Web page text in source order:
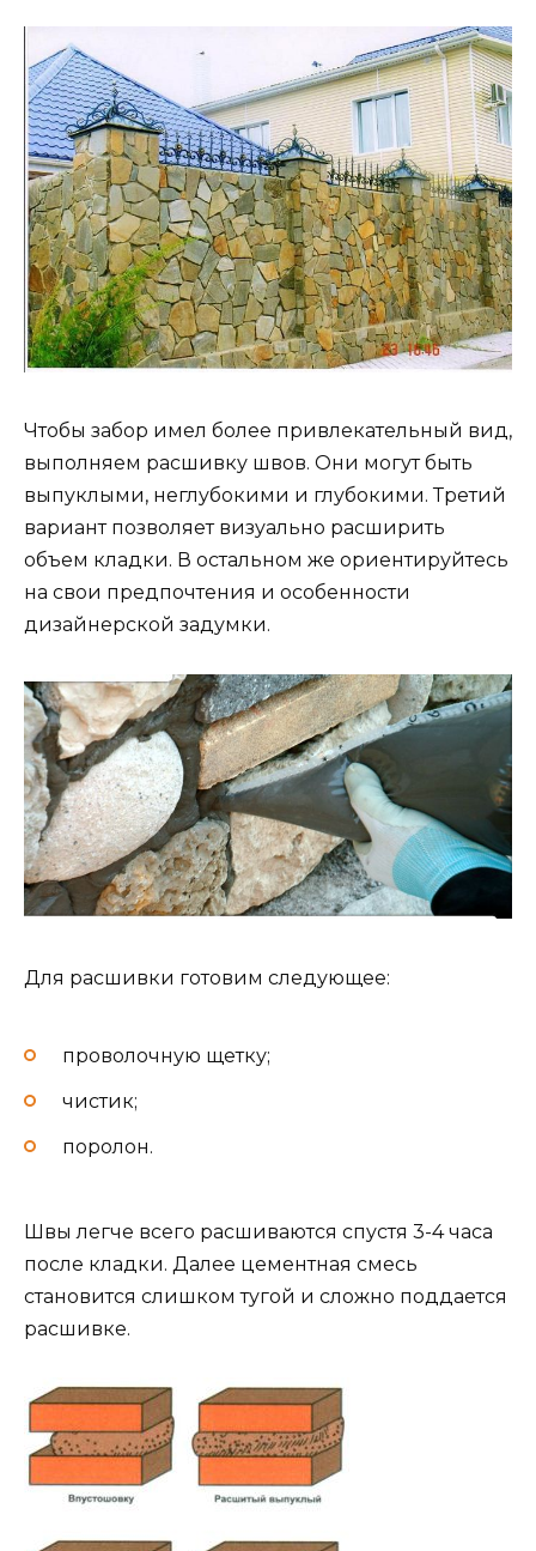
Чтобы забор имел более привлекательный вид,
выполняем расшивку швов. Они могут быть
выпуклыми, неглубокими и глубокими. Третий
вариант позволяет визуально расширить
объем кладки. В остальном же ориентируйтесь
на свои предпочтения и особенности
дизайнерской задумки.
Для расшивки готовим следующее:
проволочную щетку;
чистик;
поролон.
Швы легче всего расшиваются спустя 3-4 часа
после кладки. Далее цементная смесь
становится слишком тугой и сложно поддается
расшивке.